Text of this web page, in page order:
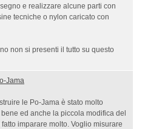
e realizzare alcune parti con
tecniche o nylon caricato con
non si presenti il tutto su questo
Jama
le Po-Jama è stato molto
ed anche la piccola modifica del
imparare molto. Voglio misurare